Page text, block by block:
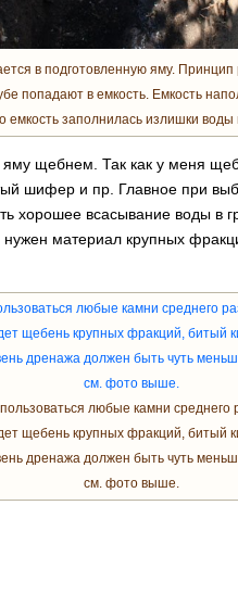
в подготовленную яму.
попадают в емкость. Емкость
емкость заполнилась излишки
щебнем. Так как у меня
шифер и пр. Главное при
хорошее всасывание воды в
материал крупных
любые камни среднего
щебень крупных фракций, битый
дренажа должен быть чуть
см. фото выше.